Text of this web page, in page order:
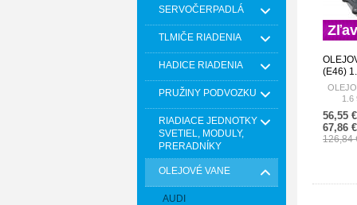
SERVOČERPADLÁ
TLMIČE RIADENIA
HADICE RIADENIA
PRUŽINY PODVOZKU
RIADIACE JEDNOTKY
SVETIEL, MODULY,
PRERADNÍKY
OLEJOVÉ VANE
AUDI
(E46)
1.6
56,55 €
67,86 €
126,84